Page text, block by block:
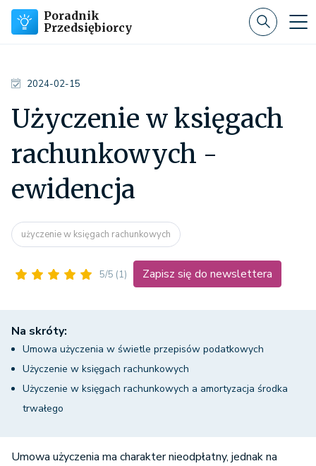
Poradnik
Przedsiębiorcy
2024-02-15
Użyczenie w księgach
rachunkowych -
ewidencja
użyczenie w księgach rachunkowych
5/5 (1) Zapisz się do newslettera
Na skróty:
Umowa użyczenia w świetle przepisów podatkowych
Użyczenie w księgach rachunkowych
Użyczenie w księgach rachunkowych a amortyzacja środka
trwałego
Umowa użyczenia ma charakter nieodpłatny, jednak na